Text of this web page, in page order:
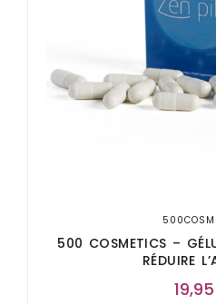
500 COSMETICS –
RÉDUIRE
19,95